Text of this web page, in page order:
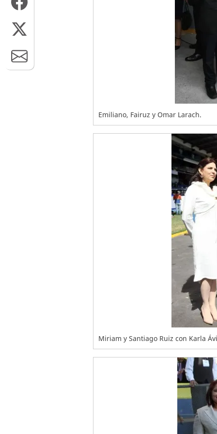
Emiliano, Fairuz y Omar Larach.
Miriam y Santiago Ruiz con Karla